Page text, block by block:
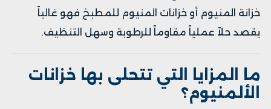
خزانة المنيوم أو خزانات المنيوم للمطبخ فهو غالباً
يقصد حلاً عملياً مقاوماً للرطوبة وسهل التنظيف.
ما المزايا التي تتحلى بها خزانات
الألمنيوم؟